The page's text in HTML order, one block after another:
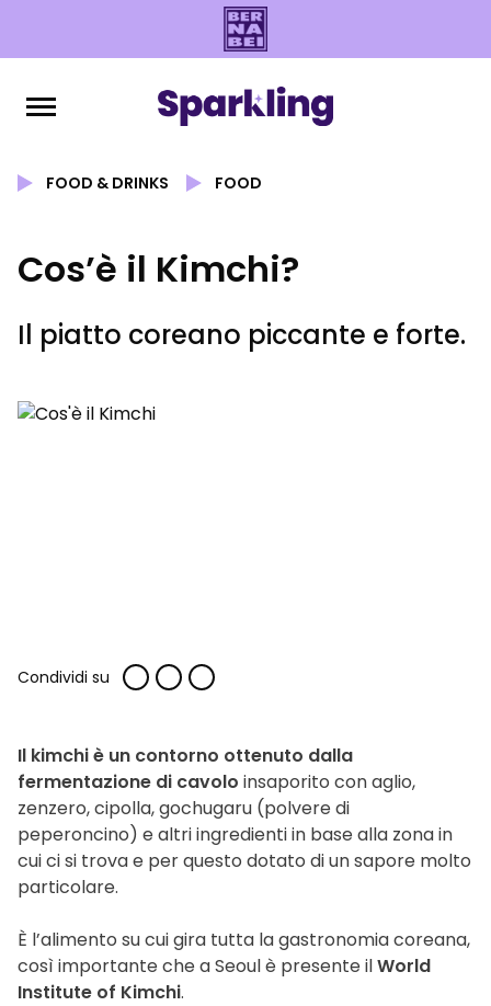
FOOD & DRINKS FOOD
Cos’è il Kimchi?
Il piatto coreano piccante e forte.
Condividi su
Il kimchi è un contorno ottenuto dalla
fermentazione di cavolo insaporito con aglio,
zenzero, cipolla, gochugaru (polvere di
peperoncino) e altri ingredienti in base alla zona in
cui ci si trova e per questo dotato di un sapore molto
particolare.
È l’alimento su cui gira tutta la gastronomia coreana,
così importante che a Seoul è presente ilWorld
Institute of Kimchi.